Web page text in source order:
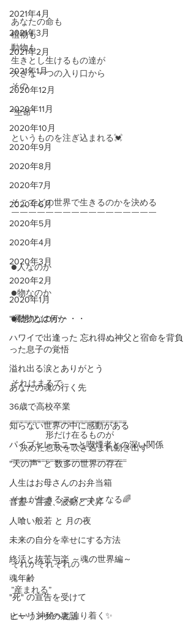
2021年4月
2021年3月
2021年2月
2021年1月
2020年12月
2020年11月
2020年10月
2020年9月
2020年8月
2020年7月
2020年6月
2020年5月
2020年4月
2020年3月
2020年2月
2020年1月
“瞑想”とは何か
ハワイで出逢った 忘れ得ぬ神父と宿命を背負
った息子の覚悟
溢れ出る涙とありがとう
あなたの魂の行く先
36歳で高校卒業
知らない世界の中に感動がある
パイプセレモニーと喫煙者との深い関係
"天の声" と 数多の世界の存在
人生はお母さんのお弁当箱
音靈・言靈、波動と天昇
人喰い般若 と 月の夜
未来の自分を幸せにする方法
終活と抜苦与楽 ～魂の世界編～
魂年齢
"死" の宣告を受けて
ヒーリングの裏話
あなたの命も
植物も
動物も
生きとし生けるもの達が
大きな一つの入り口から
その
”生命”
というものを注ぎ込まれる💓
そこでどの世界で生きるのかを決める
￣￣￣￣￣￣￣￣￣￣￣￣￣￣￣￣￣
●人なのか
●物なのか
●動物なのか・・・
それはまるで
===========================
形だけ在るものが
決めた息吹を吹き込まれ動き出す
===========================
それが生きるスタートとなる🌈
それがそれぞれの
”産まれる”
という神秘へと辿り着く✨